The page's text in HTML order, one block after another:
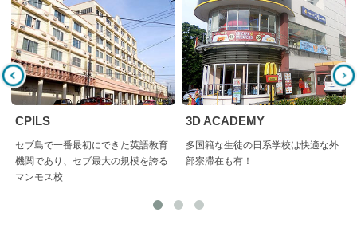
CPILS
セブ島で一番最初にできた英語教育
機関であり、セブ最大の規模を誇る
マンモス校
3D ACADEMY
多国籍な生徒の日系学校は快適な外
部寮滞在も有！